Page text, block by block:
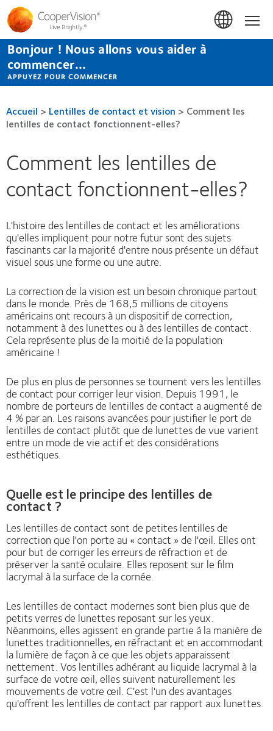
Aller
au
contenu
principal
Bonjour ! Nous allons vous aider à
commencer...
APPUYEZ POUR COMMENCER
Accueil > Lentilles de contact et vision > Comment les
lentilles de contact fonctionnent-elles?
Comment les lentilles de
contact fonctionnent-elles?
L'histoire des lentilles de contact et les améliorations
qu'elles impliquent pour notre futur sont des sujets
fascinants car la majorité d'entre nous présente un défaut
visuel sous une forme ou une autre.
La correction de la vision est un besoin chronique partout
dans le monde. Près de 168,5 millions de citoyens
américains ont recours à un dispositif de correction,
notamment à des lunettes ou à des lentilles de contact.
Cela représente plus de la moitié de la population
américaine !
De plus en plus de personnes se tournent vers les lentilles
de contact pour corriger leur vision. Depuis 1991, le
nombre de porteurs de lentilles de contact a augmenté de
4 % par an. Les raisons avancées pour justifier le port de
lentilles de contact plutôt que de lunettes de vue varient
entre un mode de vie actif et des considérations
esthétiques.
Quelle est le principe des lentilles de
contact ?
Les lentilles de contact sont de petites lentilles de
correction que l'on porte au « contact » de l'œil. Elles ont
pour but de corriger les erreurs de réfraction et de
préserver la santé oculaire. Elles reposent sur le film
lacrymal à la surface de la cornée.
Les lentilles de contact modernes sont bien plus que de
petits verres de lunettes reposant sur les yeux.
Néanmoins, elles agissent en grande partie à la manière de
lunettes traditionnelles, en réfractant et en accommodant
la lumière de façon à ce que les objets apparaissent
nettement. Vos lentilles adhérant au liquide lacrymal à la
surface de votre œil, elles suivent naturellement les
mouvements de votre œil. C'est l'un des avantages
qu'offrent les lentilles de contact par rapport aux lunettes.